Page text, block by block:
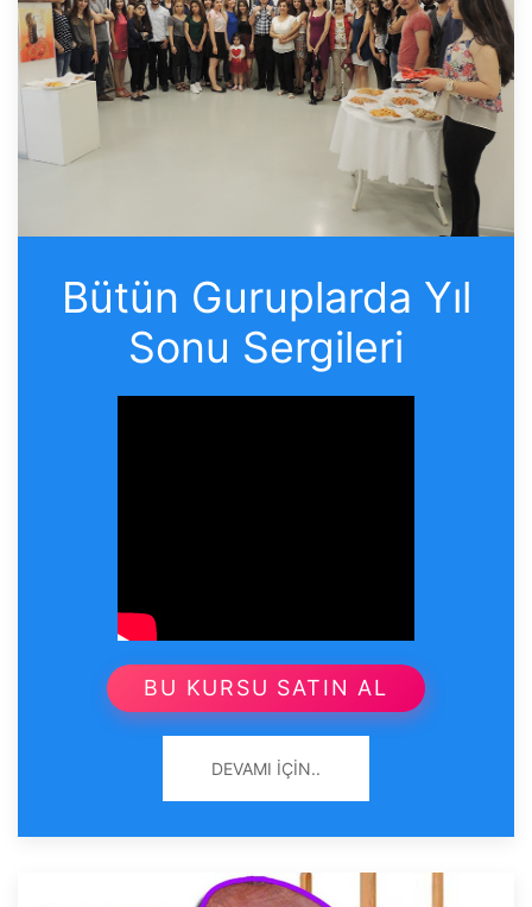
Bütün Guruplarda Yıl
Sonu Sergileri
BU KURSU SATIN AL
DEVAMI İÇIN..